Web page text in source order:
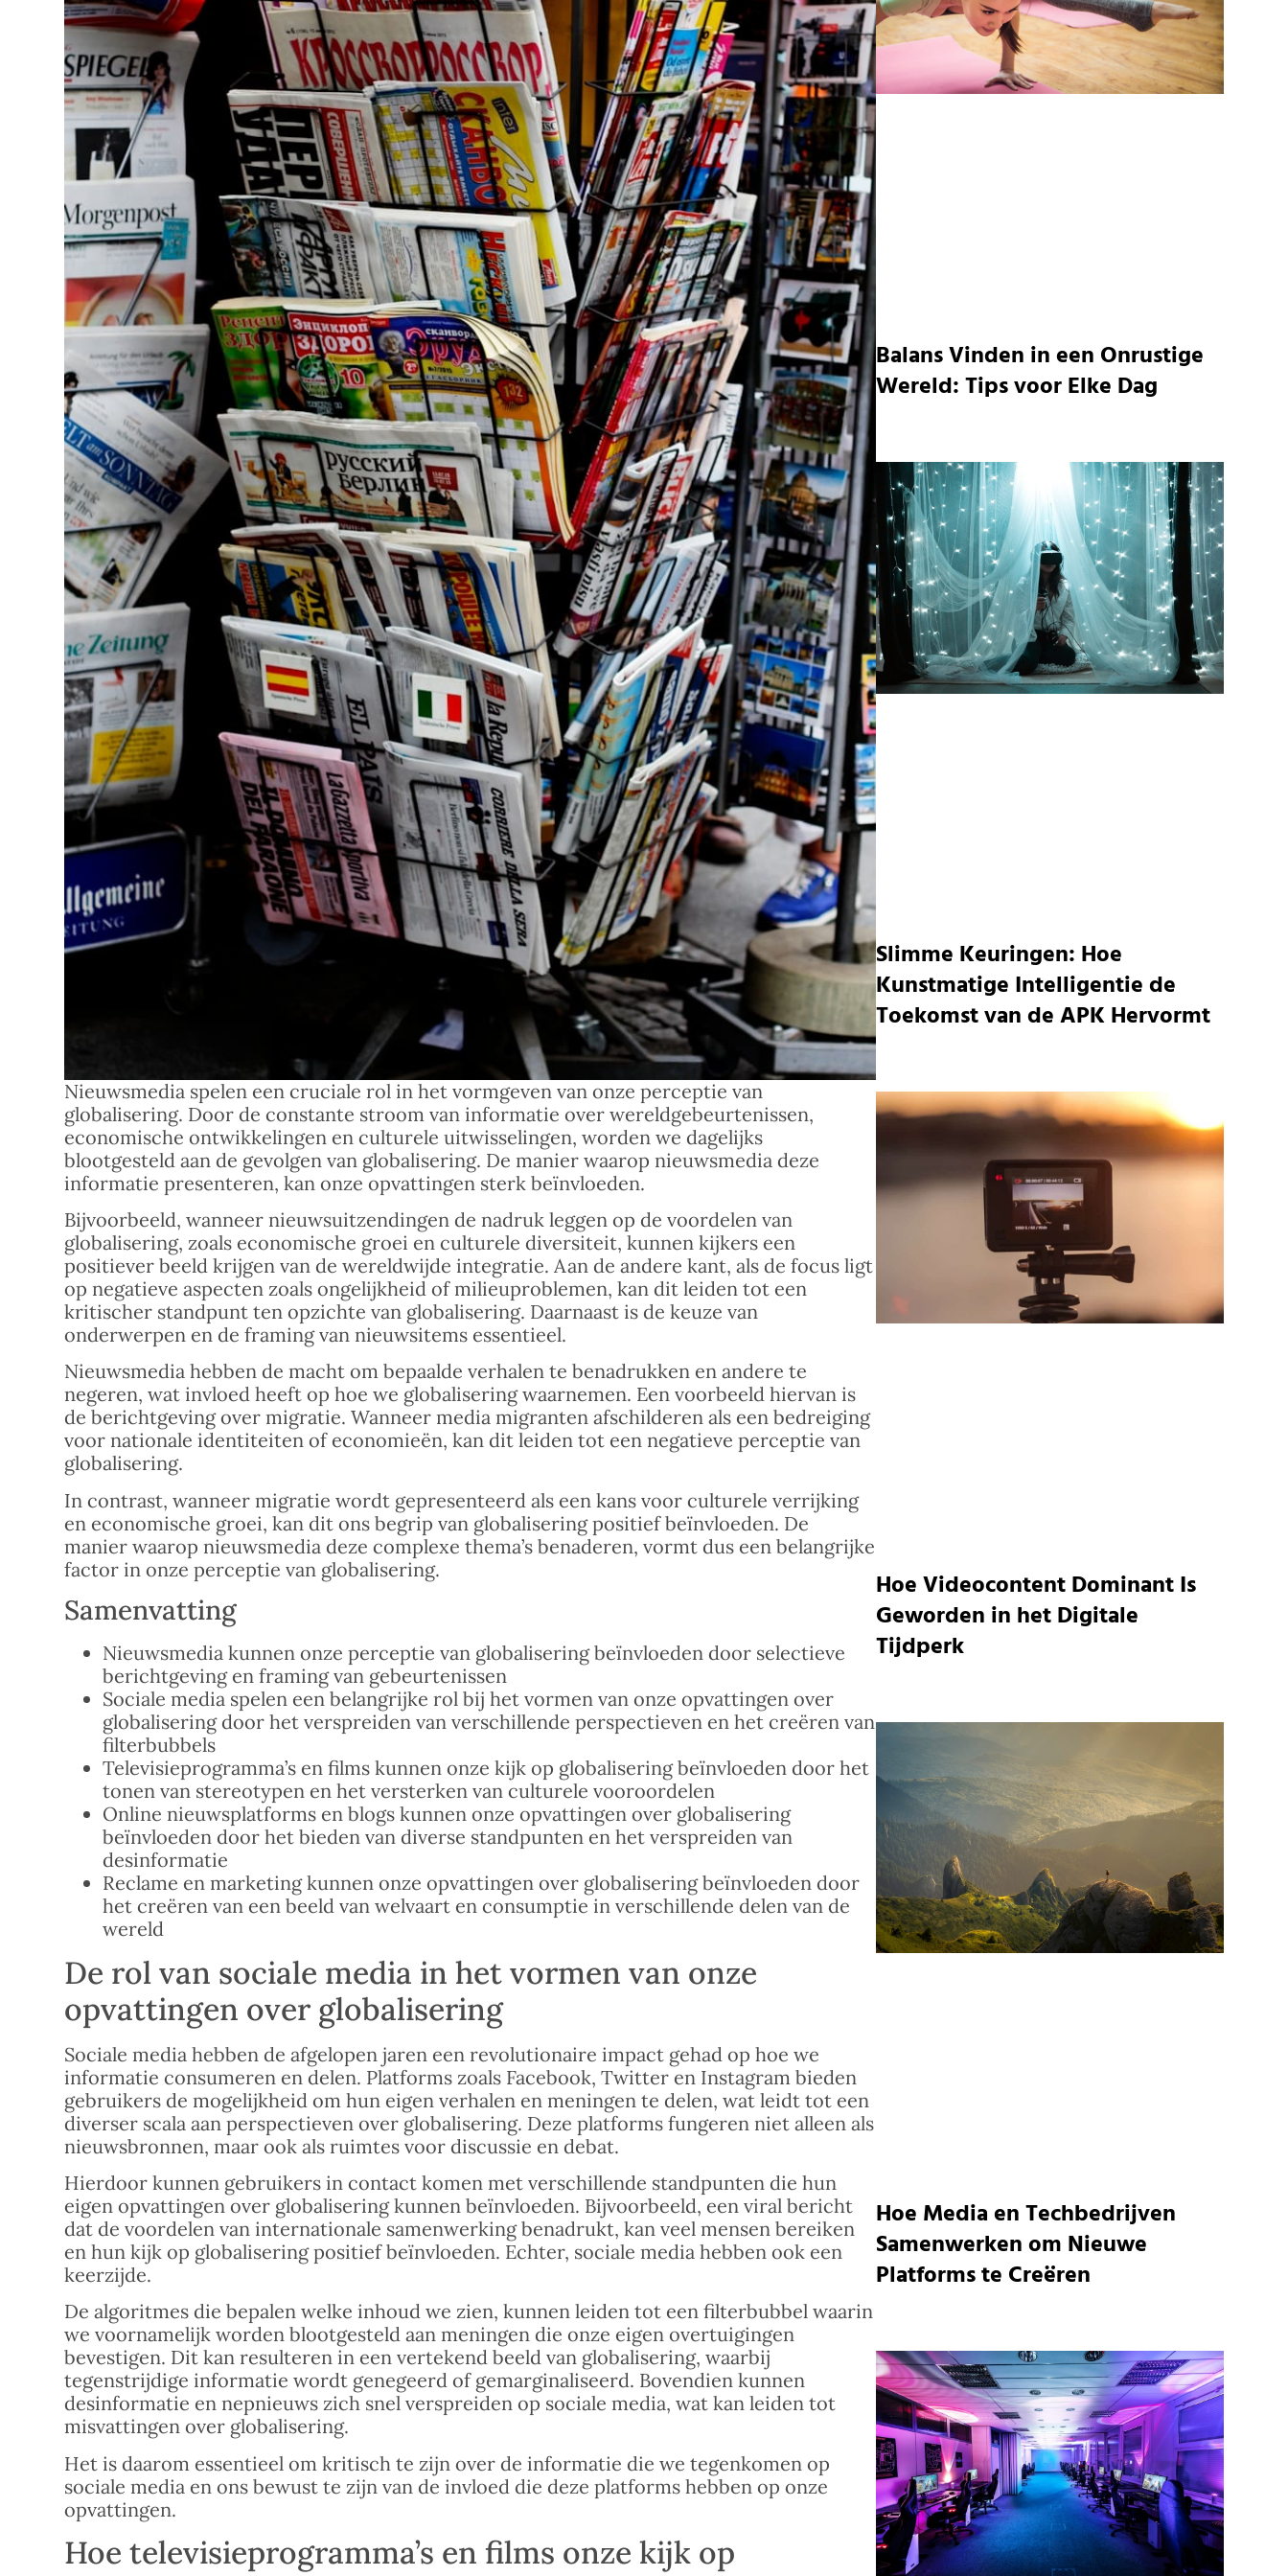
Nieuwsmedia spelen een cruciale rol in het vormgeven van onze perceptie van
globalisering. Door de constante stroom van informatie over wereldgebeurtenissen,
economische ontwikkelingen en culturele uitwisselingen, worden we dagelijks
blootgesteld aan de gevolgen van globalisering. De manier waarop nieuwsmedia deze
informatie presenteren, kan onze opvattingen sterk beïnvloeden.
Bijvoorbeeld, wanneer nieuwsuitzendingen de nadruk leggen op de voordelen van
globalisering, zoals economische groei en culturele diversiteit, kunnen kijkers een
positiever beeld krijgen van de wereldwijde integratie. Aan de andere kant, als de focus ligt
op negatieve aspecten zoals ongelijkheid of milieuproblemen, kan dit leiden tot een
kritischer standpunt ten opzichte van globalisering. Daarnaast is de keuze van
onderwerpen en de framing van nieuwsitems essentieel.
Nieuwsmedia hebben de macht om bepaalde verhalen te benadrukken en andere te
negeren, wat invloed heeft op hoe we globalisering waarnemen. Een voorbeeld hiervan is
de berichtgeving over migratie. Wanneer media migranten afschilderen als een bedreiging
voor nationale identiteiten of economieën, kan dit leiden tot een negatieve perceptie van
globalisering.
In contrast, wanneer migratie wordt gepresenteerd als een kans voor culturele verrijking
en economische groei, kan dit ons begrip van globalisering positief beïnvloeden. De
manier waarop nieuwsmedia deze complexe thema’s benaderen, vormt dus een belangrijke
factor in onze perceptie van globalisering.
Samenvatting
Nieuwsmedia kunnen onze perceptie van globalisering beïnvloeden door selectieve
berichtgeving en framing van gebeurtenissen
Sociale media spelen een belangrijke rol bij het vormen van onze opvattingen over
globalisering door het verspreiden van verschillende perspectieven en het creëren van
filterbubbels
Televisieprogramma’s en films kunnen onze kijk op globalisering beïnvloeden door het
tonen van stereotypen en het versterken van culturele vooroordelen
Online nieuwsplatforms en blogs kunnen onze opvattingen over globalisering
beïnvloeden door het bieden van diverse standpunten en het verspreiden van
desinformatie
Reclame en marketing kunnen onze opvattingen over globalisering beïnvloeden door
het creëren van een beeld van welvaart en consumptie in verschillende delen van de
wereld
De rol van sociale media in het vormen van onze
opvattingen over globalisering
Sociale media hebben de afgelopen jaren een revolutionaire impact gehad op hoe we
informatie consumeren en delen. Platforms zoals Facebook, Twitter en Instagram bieden
gebruikers de mogelijkheid om hun eigen verhalen en meningen te delen, wat leidt tot een
diverser scala aan perspectieven over globalisering. Deze platforms fungeren niet alleen als
nieuwsbronnen, maar ook als ruimtes voor discussie en debat.
Hierdoor kunnen gebruikers in contact komen met verschillende standpunten die hun
eigen opvattingen over globalisering kunnen beïnvloeden. Bijvoorbeeld, een viral bericht
dat de voordelen van internationale samenwerking benadrukt, kan veel mensen bereiken
en hun kijk op globalisering positief beïnvloeden. Echter, sociale media hebben ook een
keerzijde.
De algoritmes die bepalen welke inhoud we zien, kunnen leiden tot een filterbubbel waarin
we voornamelijk worden blootgesteld aan meningen die onze eigen overtuigingen
bevestigen. Dit kan resulteren in een vertekend beeld van globalisering, waarbij
tegenstrijdige informatie wordt genegeerd of gemarginaliseerd. Bovendien kunnen
desinformatie en nepnieuws zich snel verspreiden op sociale media, wat kan leiden tot
misvattingen over globalisering.
Het is daarom essentieel om kritisch te zijn over de informatie die we tegenkomen op
sociale media en ons bewust te zijn van de invloed die deze platforms hebben op onze
opvattingen.
Hoe televisieprogramma’s en films onze kijk op
Balans Vinden in een Onrustige
Wereld: Tips voor Elke Dag
Slimme Keuringen: Hoe
Kunstmatige Intelligentie de
Toekomst van de APK Hervormt
Hoe Videocontent Dominant Is
Geworden in het Digitale
Tijdperk
Hoe Media en Techbedrijven
Samenwerken om Nieuwe
Platforms te Creëren